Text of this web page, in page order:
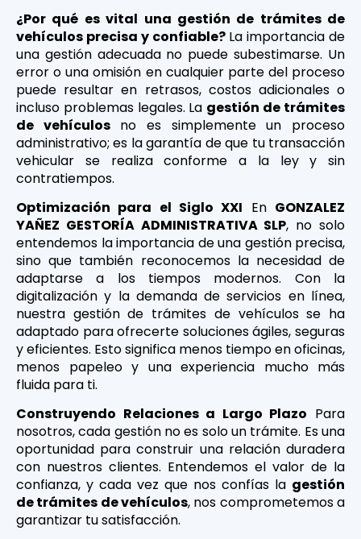
¿Por qué es vital una gestión de trámites de
vehículos precisa y confiable?La importancia de
una gestión adecuada no puede subestimarse. Un
error o una omisión en cualquier parte del proceso
puede resultar en retrasos, costos adicionales o
incluso problemas legales. La gestión de trámites
de vehículosno es simplemente un proceso
administrativo; es la garantía de que tu transacción
vehicular se realiza conforme a la ley y sin
contratiempos.
Optimización para el Siglo XXI En GONZALEZ
YAÑEZ GESTORÍA ADMINISTRATIVA SLP, no solo
entendemos la importancia de una gestión precisa,
sino que también reconocemos la necesidad de
adaptarse a los tiempos modernos. Con la
digitalización y la demanda de servicios en línea,
nuestra gestión de trámites de vehículos se ha
adaptado para ofrecerte soluciones ágiles, seguras
y eficientes. Esto significa menos tiempo en oficinas,
menos papeleo y una experiencia mucho más
fluida para ti.
Construyendo Relaciones a Largo Plazo Para
nosotros, cada gestión no es solo un trámite. Es una
oportunidad para construir una relación duradera
con nuestros clientes. Entendemos el valor de la
confianza, y cada vez que nos confías la gestión
de trámites de vehículos, nos comprometemos a
garantizar tu satisfacción.